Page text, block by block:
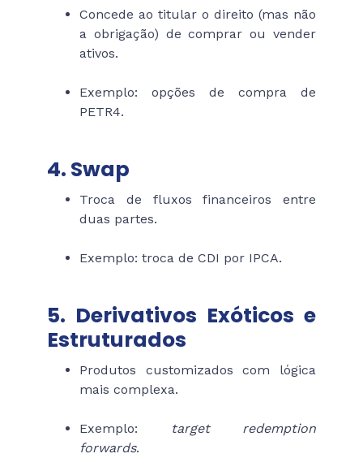
Concede ao titular o direito (mas não
a obrigação) de comprar ou vender
ativos.
Exemplo: opções de compra de
PETR4.
4. Swap
Troca de fluxos financeiros entre
duas partes.
Exemplo: troca de CDI por IPCA.
5. Derivativos Exóticos e
Estruturados
Produtos customizados com lógica
mais complexa.
Exemplo:
target redemption
forwards.